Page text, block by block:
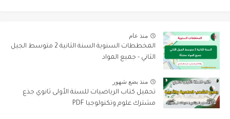
منذ عام
المخططات السنوية السنة الثانية 2 متوسط الجيل
الثاني - جميع المواد
منذ بضع شهور
تحميل كتاب الرياضيات للسنة الأولى ثانوي جذع
مشترك علوم وتكنولوجيا PDF